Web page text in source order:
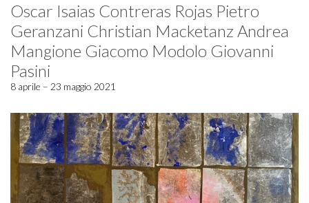
Oscar Isaias Contreras Rojas Pietro
Geranzani Christian Macketanz Andrea
Mangione Giacomo Modolo Giovanni
Pasini
8 aprile – 23 maggio 2021